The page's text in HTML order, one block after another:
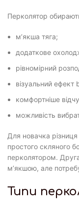
Перколятор
м’якша тяга;
додаткове
рівномірний
візуальний ефект
комфортніше
можливість
Для новачка
простого скляного
перколятором.
м’якшою, але
Типи